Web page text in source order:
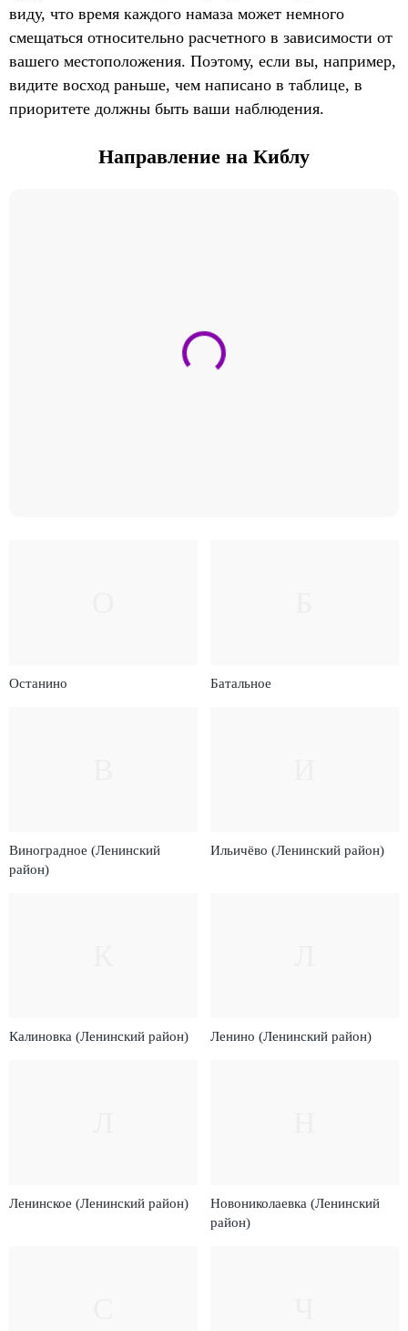
виду, что время каждого намаза может немного
смещаться относительно расчетного в зависимости от
вашего местоположения. Поэтому, если вы, например,
видите восход раньше, чем написано в таблице, в
приоритете должны быть ваши наблюдения.
Направление на Киблу
Останино Батальное
Виноградное (Ленинский
район)
Ильичёво (Ленинский район)
Калиновка (Ленинский район) Ленино (Ленинский район)
Ленинское (Ленинский район)
Новониколаевка (Ленинский
район)